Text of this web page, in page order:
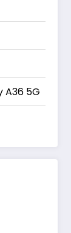
A36 5G